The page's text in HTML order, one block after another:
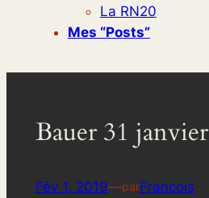
La RN20
Mes “posts”
Bauer 31 janvier
Fév 1, 2019—parFrancois